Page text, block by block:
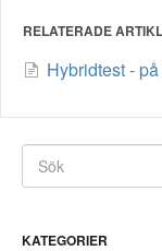
RELATERADE
Hybridtest -
KATEGORIER